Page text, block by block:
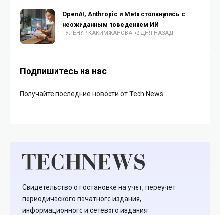
OpenAI, Anthropic и Meta столкнулись с
неожиданным поведением ИИ
ГУЛЬНУР КАКИМЖАНОВА 2 ДНЯ НАЗАД
Подпишитесь на нас
Получайте последние новости от Tech News
Свидетельство о постановке на учет, переучет
периодического печатного издания,
информационного и сетевого издания